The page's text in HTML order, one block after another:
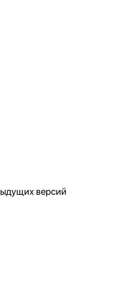
версий